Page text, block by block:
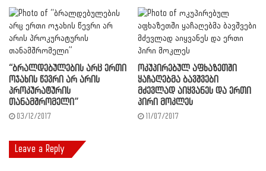
“ბრალდებულების არც ერთი
ოჯახის წევრი არ არის
პროკურატურის
თანამშრომელი”
03/12/2017
ოკუპირებულ აფხაზეთში
ყაჩაღებმა ბავშვები
მძევლად აიყვანეს და ერთი
პირი მოკლეს
11/07/2017
Leave a Reply